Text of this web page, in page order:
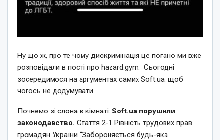
Ну що ж, про те чому дискримінація це погано ми вже
розповідали в пості про hazard.gym. Сьогодні
зосередимося на аргументах самих Soft.ua, щоб
чогось не додумувати.
Почнемо зі слона в кімнаті: Soft.ua порушили
законодавство. Стаття 2-1 Рівність трудових прав
громадян України “Забороняється будь-яка